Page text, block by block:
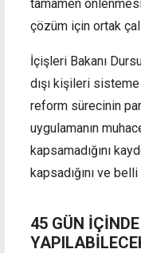
tamamen
çözüm için ortak
İçişleri Bakanı
dışı kişileri
reform sürecinin
uygulamanın
kapsamadığını
kapsadığını ve
45 GÜN